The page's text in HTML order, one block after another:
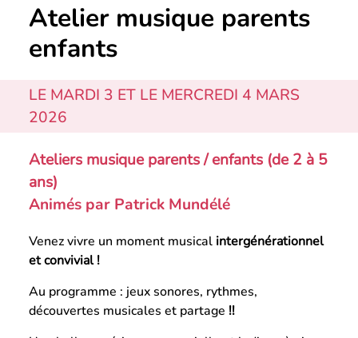
Atelier musique parents
enfants
LE MARDI 3 ET LE MERCREDI 4 MARS
2026
Ateliers musique parents / enfants (de 2 à 5
ans)
Animés par Patrick Mundélé
Venez vivre un moment musical intergénérationnel
et convivial !
Au programme : jeux sonores, rythmes,
découvertes musicales et partage !!